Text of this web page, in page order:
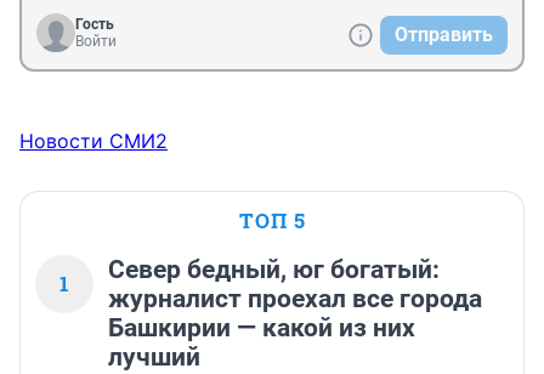
Гость
Войти
Отправить
Новости СМИ2
ТОП 5
1
Север бедный, юг богатый:
журналист проехал все города
Башкирии — какой из них
лучший